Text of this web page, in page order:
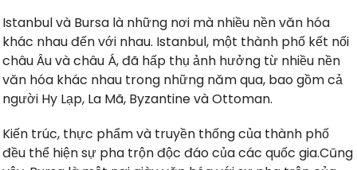
Istanbul và Bursa là những nơi mà nhiều nền văn hóa
khác nhau đến với nhau. Istanbul, một thành phố kết nối
châu Âu và châu Á, đã hấp thụ ảnh hưởng từ nhiều nền
văn hóa khác nhau trong những năm qua, bao gồm cả
người Hy Lạp, La Mã, Byzantine và Ottoman.
Kiến trúc, thực phẩm và truyền thống của thành phố
đều thể hiện sự pha trộn độc đáo của các quốc gia.Cũng